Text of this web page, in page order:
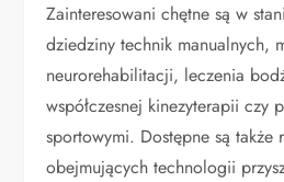
Zainteresowani chętne są w
dziedziny technik manualnych,
neurorehabilitacji, leczenia
współczesnej kinezyterapii czy
sportowymi. Dostępne są także
obejmujących technologii